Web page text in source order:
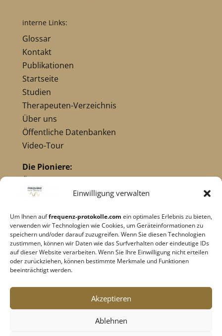
Einwilligung verwalten
Um Ihnen auffrequenz-protokolle.com ein optimales Erlebnis zu bieten,
verwenden wir Technologien wie Cookies, um Geräteinformationen zu
speichern und/oder darauf zuzugreifen. Wenn Sie diesen Technologien
zustimmen, können wir Daten wie das Surfverhalten oder eindeutige IDs
auf dieser Website verarbeiten. Wenn Sie Ihre Einwilligung nicht erteilen
oder zurückziehen, können bestimmte Merkmale und Funktionen
beeinträchtigt werden.
Akzeptieren
Ablehnen
interne Links:
Glossar
Kontakt
Publikationen
Startseite
Studien
Therapeuten-Verzeichnis
Über uns
Öffentliche Datenbanken
Video-Tour
Die Pioniere:
Übersicht Pioniere
Nikola Tesla
Dr. Hulda Clark
Robert C. Beck
Georges Lakhovsky
verwandte Pioniere
Datenschutz
Cookie-Richtlinie|AGB's